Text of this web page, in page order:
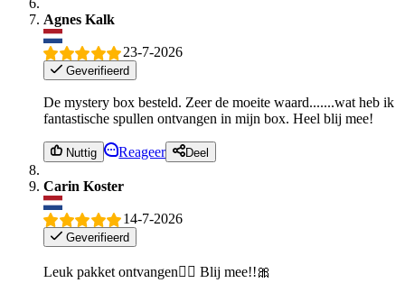
Agnes Kalk
23-7-2026
Geverifieerd
De mystery box besteld. Zeer de moeite waard.......wat heb ik
fantastische spullen ontvangen in mijn box. Heel blij mee!
Nuttig Reageer Deel
Carin Koster
14-7-2026
Geverifieerd
Leuk pakket ontvangen👍🏼 Blij mee!!🎀